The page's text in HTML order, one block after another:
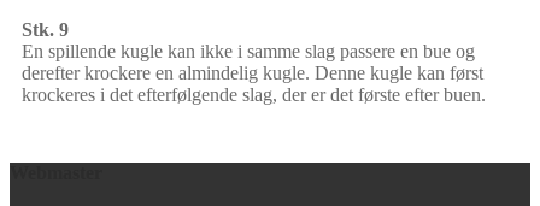
Stk. 9
En spillende kugle kan ikke i samme slag passere en bue og
derefter krockere en almindelig kugle. Denne kugle kan først
krockeres i det efterfølgende slag, der er det første efter buen.